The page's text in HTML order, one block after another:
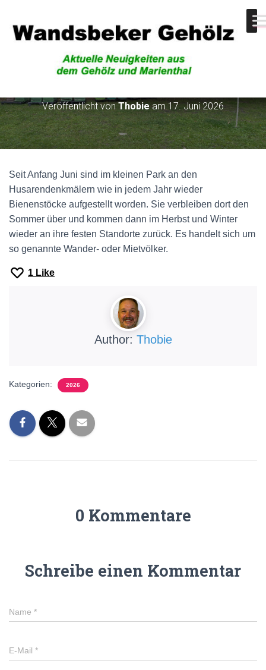
Veröffentlicht vonThobieam17. Juni 2026
Seit Anfang Juni sind im kleinen Park an den
Husarendenkmälern wie in jedem Jahr wieder
Bienenstöcke aufgestellt worden. Sie verbleiben dort den
Sommer über und kommen dann im Herbst und Winter
wieder an ihre festen Standorte zurück. Es handelt sich um
so genannte Wander- oder Mietvölker.
1 Like
Author: Thobie
Kategorien: 2026
0 Kommentare
Schreibe einen Kommentar
Name *
E-Mail *